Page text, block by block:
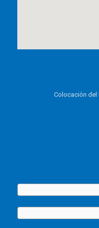
Colocación del